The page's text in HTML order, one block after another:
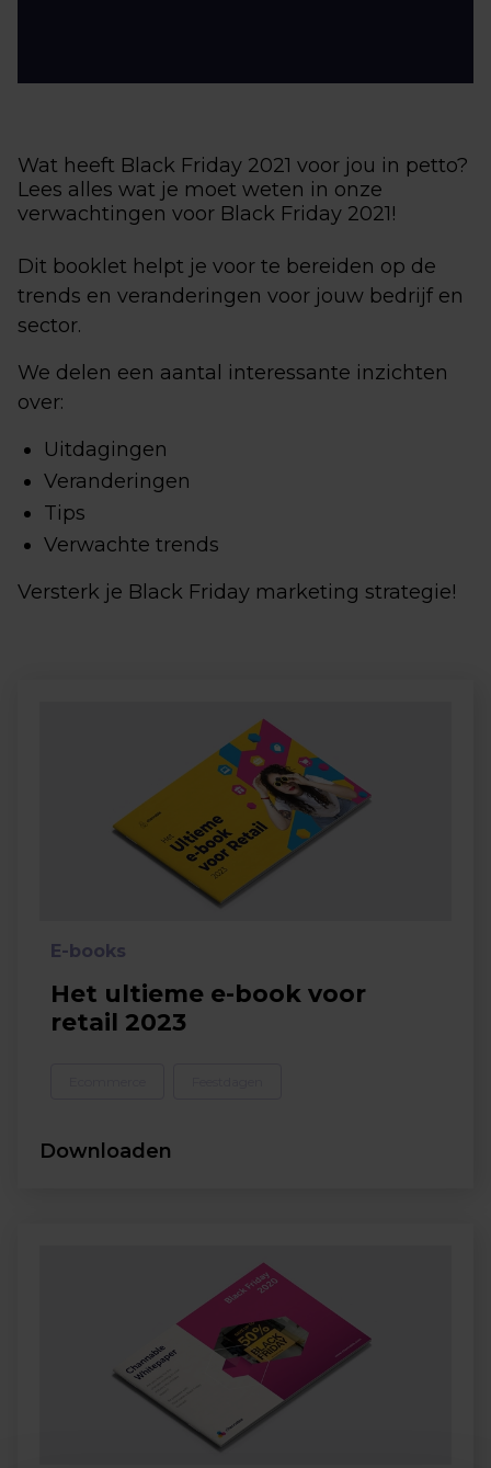
Wat heeft Black Friday 2021 voor jou in petto?
Lees alles wat je moet weten in onze
verwachtingen voor Black Friday 2021!
Dit booklet helpt je voor te bereiden op de
trends en veranderingen voor jouw bedrijf en
sector.
We delen een aantal interessante inzichten
over:
Uitdagingen
Veranderingen
Tips
Verwachte trends
Versterk je Black Friday marketing strategie!
E-books
Het ultieme e-book voor
retail 2023
Downloaden